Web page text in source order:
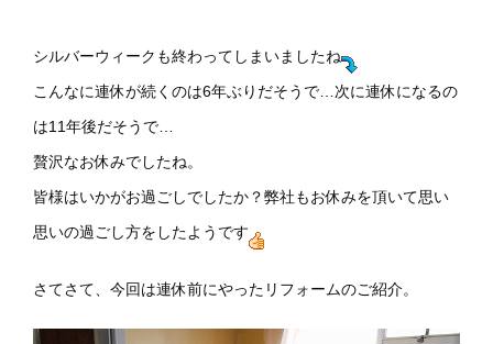
シルバーウィークも終わってしまいましたね
こんなに連休が続くのは6年ぶりだそうで…次に連休になるの
は11年後だそうで…
贅沢なお休みでしたね。
皆様はいかがお過ごしでしたか？弊社もお休みを頂いて思い
思いの過ごし方をしたようです
さてさて、今回は連休前にやったリフォームのご紹介。